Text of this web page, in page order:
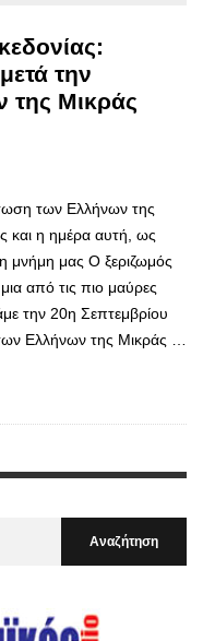
την
της Μικράς
των Ελλήνων της
και η ημέρα αυτή, ως
μνήμη μας Ο ξεριζωμός
από τις πιο μαύρες
την 20η Σεπτεμβρίου
Ελλήνων της Μικράς …